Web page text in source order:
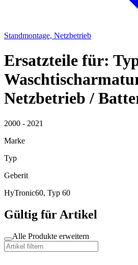
Standmontage, Netzbetrieb
Ersatzteile für:
Netzbetrieb /
2000 - 2021
Marke
Typ
Geberit
HyTronic60, Typ 60
Gültig für Artikel
Alle Produkte erweitern